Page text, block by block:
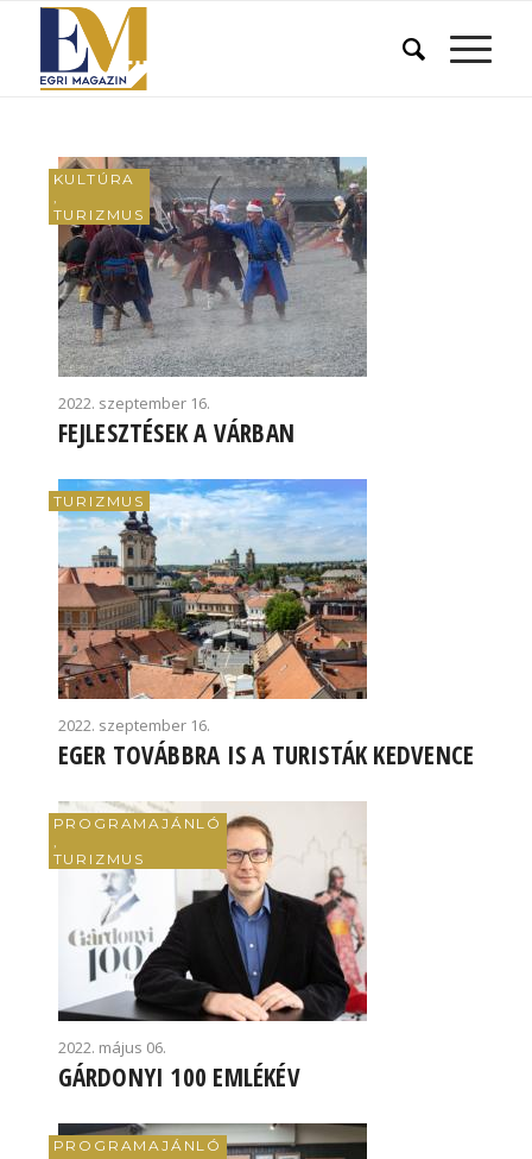
KULTÚRA
,
TURIZMUS
2022. szeptember 16.
FEJLESZTÉSEK A VÁRBAN
TURIZMUS
2022. szeptember 16.
EGER TOVÁBBRA IS A TURISTÁK KEDVENCE
PROGRAMAJÁNLÓ
,
TURIZMUS
2022. május 06.
GÁRDONYI 100 EMLÉKÉV
PROGRAMAJÁNLÓ